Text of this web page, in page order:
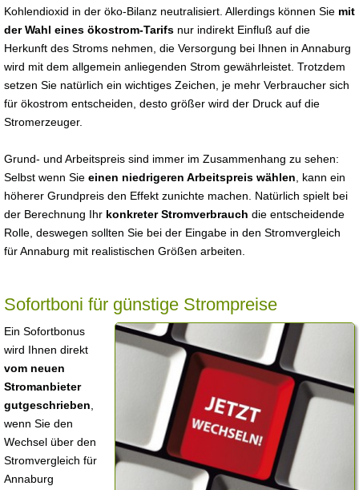
Kohlendioxid in der öko-Bilanz neutralisiert. Allerdings können Sie mit
der Wahl eines ökostrom-Tarifs nur indirekt Einfluß auf die
Herkunft des Stroms nehmen, die Versorgung bei Ihnen in Annaburg
wird mit dem allgemein anliegenden Strom gewährleistet. Trotzdem
setzen Sie natürlich ein wichtiges Zeichen, je mehr Verbraucher sich
für ökostrom entscheiden, desto größer wird der Druck auf die
Stromerzeuger.
Grund- und Arbeitspreis sind immer im Zusammenhang zu sehen:
Selbst wenn Sie einen niedrigeren Arbeitspreis wählen , kann ein
höherer Grundpreis den Effekt zunichte machen. Natürlich spielt bei
der Berechnung Ihr konkreter Stromverbrauch die entscheidende
Rolle, deswegen sollten Sie bei der Eingabe in den Stromvergleich
für Annaburg mit realistischen Größen arbeiten.
Sofortboni für günstige Strompreise
Ein Sofortbonus
wird Ihnen direkt
vom neuen
Stromanbieter
gutgeschrieben
wenn Sie den
Wechsel über den
Stromvergleich für
Annaburg